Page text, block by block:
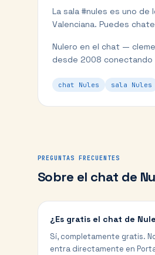
La sala #nules es uno de
Valenciana. Puedes
Nulero en el chat —
desde 2008 conectando
chat Nules sala Nules
PREGUNTAS FRECUENTES
Sobre el chat de
¿Es gratis el chat de
Sí, completamente gratis.
entra directamente en